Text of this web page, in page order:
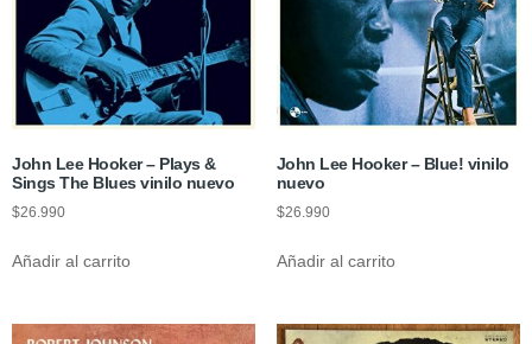
John Lee Hooker – Plays &
Sings The Blues vinilo nuevo
$26.990
Añadir al carrito
John Lee Hooker – Blue! vinilo
nuevo
$26.990
Añadir al carrito